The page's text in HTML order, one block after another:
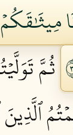
ثُمَّ